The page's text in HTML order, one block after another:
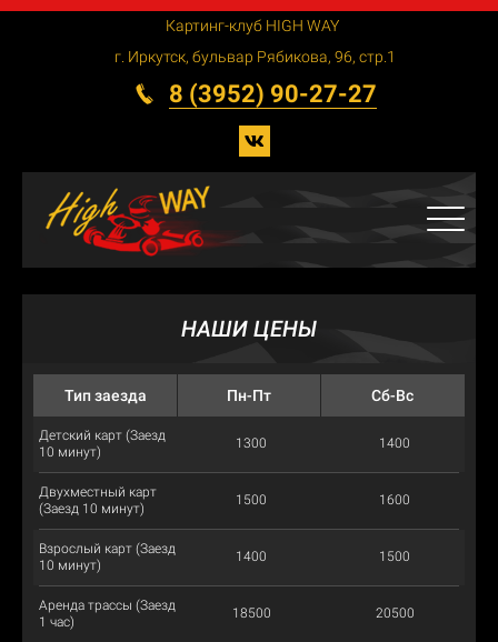
Картинг-клуб HIGH WAY
г. Иркутск, бульвар Рябикова, 96, стр.1
8 (3952) 90-27-27
НАШИ ЦЕНЫ
Тип заезда Пн-Пт Сб-Вс
Детский карт (Заезд
10 минут)
1300 1400
Двухместный карт
(Заезд 10 минут)
1500 1600
Взрослый карт (Заезд
10 минут)
1400 1500
Аренда трассы (Заезд
1 час)
18500 20500